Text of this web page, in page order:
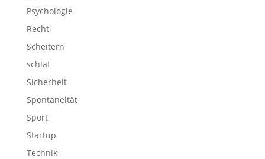
Psychologie
Recht
Scheitern
schlaf
Sicherheit
Spontaneität
Sport
Startup
Technik